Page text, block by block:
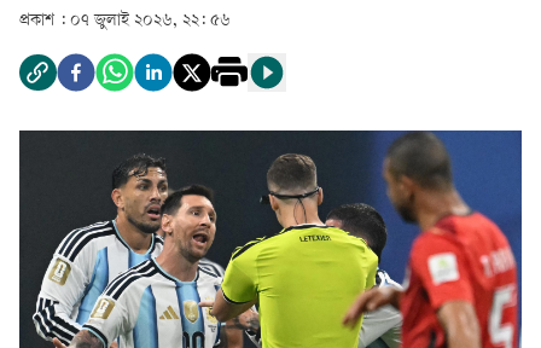
প্রকাশ : ০৭ জুলাই ২০২৬, ২২: ৫৬